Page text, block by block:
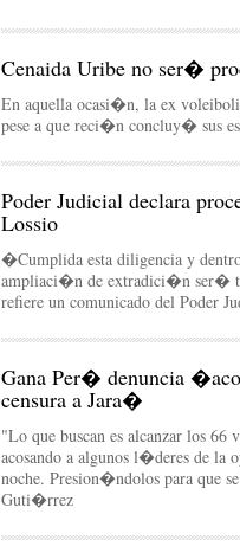
Cenaida Uribe no ser�
En aquella ocasi�n, la ex
pese a que reci�n concluy� sus
Poder Judicial declara
Lossio
�Cumplida esta diligencia y
ampliaci�n de extradici�n ser�
refiere un comunicado del Poder
Gana Per� denuncia
censura a Jara�
"Lo que buscan es alcanzar los
acosando a algunos l�deres de
noche. Presion�ndolos para que
Guti�rrez